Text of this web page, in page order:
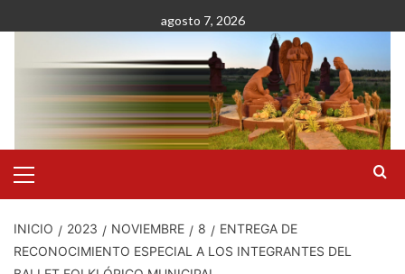
al
agosto 7, 2026
primario
INICIO 2023 NOVIEMBRE 8
ENTREGA DE
RECONOCIMIENTO ESPECIAL A LOS INTEGRANTES DEL